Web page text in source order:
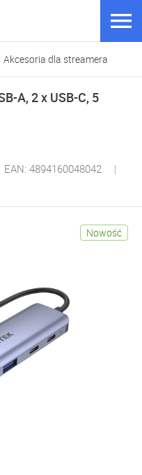
Akcesoria dla streamera
A, 2 x USB-C, 5
EAN: 4894160048042
Nowość